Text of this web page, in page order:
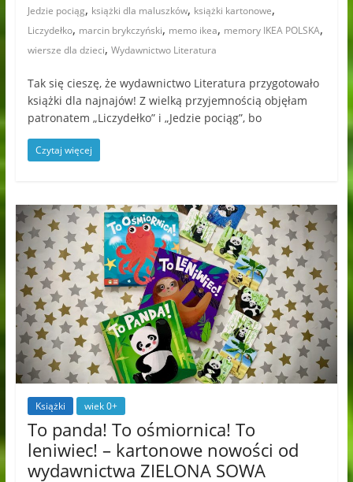
Jedzie pociąg, książki dla maluszków, książki kartonowe,
Liczydełko, marcin brykczyński, memo ikea, memory IKEA POLSKA,
wiersze dla dzieci, Wydawnictwo Literatura
Tak się cieszę, że wydawnictwo Literatura przygotowało
książki dla najnajów! Z wielką przyjemnością objęłam
patronatem „Liczydełko” i „Jedzie pociąg”, bo
Czytaj więcej
Książki wiek 0+
To panda! To ośmiornica! To
leniwiec! – kartonowe nowości od
wydawnictwa ZIELONA SOWA